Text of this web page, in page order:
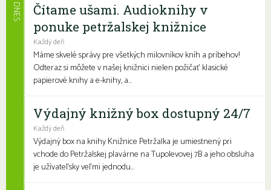
Čítame ušami. Audioknihy v
ponuke petržalskej knižnice
Každý deň
Máme skvelé správy pre všetkých milovníkov kníh a príbehov!
Odteraz si môžete v našej knižnici nielen požičať klasické
papierové knihy a e-knihy, a...
DNES
Výdajný knižný box dostupný 24/7
Každý deň
Výdajný box na knihy Knižnice Petržalka je umiestnený pri
vchode do Petržalskej plavárne na Tupolevovej 7B a jeho obsluha
je užívateľsky veľmi jednodu...